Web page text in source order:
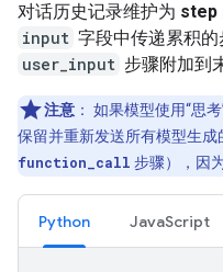
对话历史记录维护为 step
input 字段中传递累积
user_input 步骤附加到
注意 ： 如果模型使用“思
保留并重新发送所有模型生成
function_call 步骤），因
Python JavaScript